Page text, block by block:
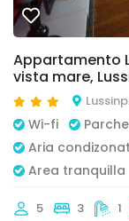
Appartamento
vista mare,
Wi-fi
Aria
Area tranquilla
5 3 1